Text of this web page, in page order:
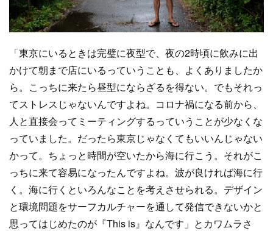
「東京にいるときは完璧に夜型で、夜の2時頃に飲みに出
かけて朝まで店にいるっていうことも、よくありましたか
ら。こっちに来たら昼型にならざるを得ない。でもそれっ
てストレスじゃないんですよね。コロナ禍になる前から、
人と直接会ってミーティングするっていうことが少なくな
っていました。だったら東京じゃなくてもいいんじゃない
かって。ちょっと時間が空いたから海に行こう。それがこ
っちに来て容易になったんですよね。波が良ければ海に行
く。海に行くといろんなことを考えさせられる。デザイン
と環境問題をサーフカルチャーを通して発信できないかと
思ってはじめたのが『This is』なんです」とカワムラさ